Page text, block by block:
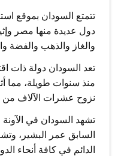
تتمتع السودان بموقع
دول عديدة منها مصر
والغاز والذهب والفضة
تعد السودان دولة ذات
منذ سنوات طويلة، مما
نزوح عشرات الآلاف من
السابق عمر البشير،
الدائم في كافة أنحاء